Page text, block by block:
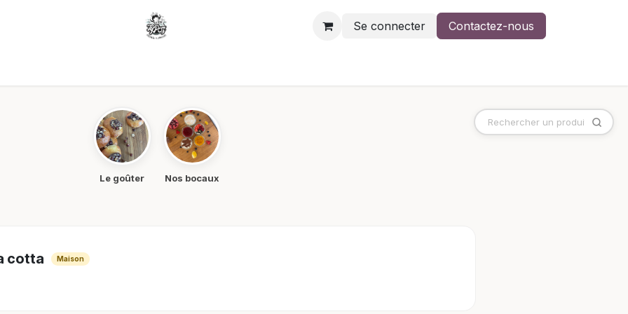
Se connecter
Contactez-nous
Le goûter Nos bocaux
cotta Maison